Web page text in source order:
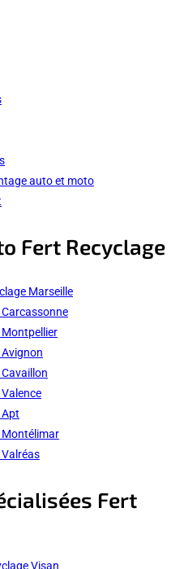
auto et moto
Fert Recyclage
Marseille
Montpellier
Montélimar
Fert
Visan